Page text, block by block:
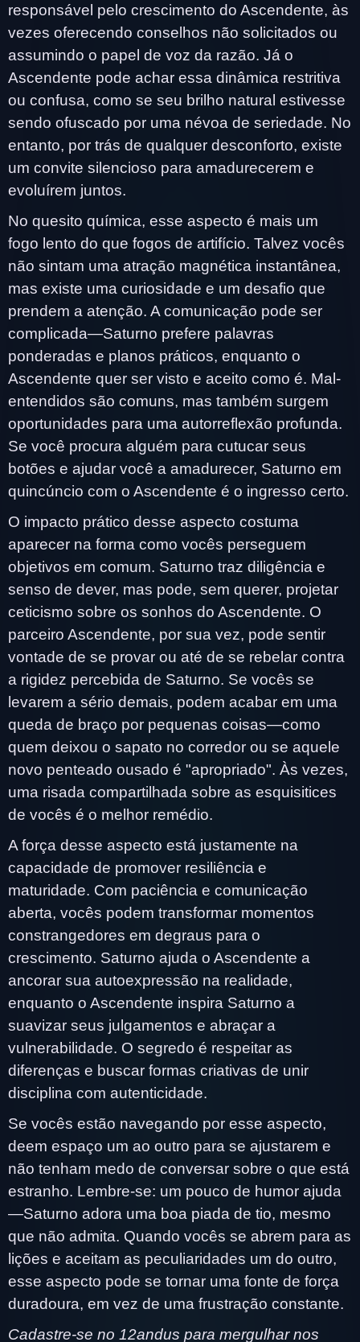
responsável pelo crescimento do Ascendente, às
vezes oferecendo conselhos não solicitados ou
assumindo o papel de voz da razão. Já o
Ascendente pode achar essa dinâmica restritiva
ou confusa, como se seu brilho natural estivesse
sendo ofuscado por uma névoa de seriedade. No
entanto, por trás de qualquer desconforto, existe
um convite silencioso para amadurecerem e
evoluírem juntos.
No quesito química, esse aspecto é mais um
fogo lento do que fogos de artifício. Talvez vocês
não sintam uma atração magnética instantânea,
mas existe uma curiosidade e um desafio que
prendem a atenção. A comunicação pode ser
complicada—Saturno prefere palavras
ponderadas e planos práticos, enquanto o
Ascendente quer ser visto e aceito como é. Mal-
entendidos são comuns, mas também surgem
oportunidades para uma autorreflexão profunda.
Se você procura alguém para cutucar seus
botões e ajudar você a amadurecer, Saturno em
quincúncio com o Ascendente é o ingresso certo.
O impacto prático desse aspecto costuma
aparecer na forma como vocês perseguem
objetivos em comum. Saturno traz diligência e
senso de dever, mas pode, sem querer, projetar
ceticismo sobre os sonhos do Ascendente. O
parceiro Ascendente, por sua vez, pode sentir
vontade de se provar ou até de se rebelar contra
a rigidez percebida de Saturno. Se vocês se
levarem a sério demais, podem acabar em uma
queda de braço por pequenas coisas—como
quem deixou o sapato no corredor ou se aquele
novo penteado ousado é "apropriado". Às vezes,
uma risada compartilhada sobre as esquisitices
de vocês é o melhor remédio.
A força desse aspecto está justamente na
capacidade de promover resiliência e
maturidade. Com paciência e comunicação
aberta, vocês podem transformar momentos
constrangedores em degraus para o
crescimento. Saturno ajuda o Ascendente a
ancorar sua autoexpressão na realidade,
enquanto o Ascendente inspira Saturno a
suavizar seus julgamentos e abraçar a
vulnerabilidade. O segredo é respeitar as
diferenças e buscar formas criativas de unir
disciplina com autenticidade.
Se vocês estão navegando por esse aspecto,
deem espaço um ao outro para se ajustarem e
não tenham medo de conversar sobre o que está
estranho. Lembre-se: um pouco de humor ajuda
—Saturno adora uma boa piada de tio, mesmo
que não admita. Quando vocês se abrem para as
lições e aceitam as peculiaridades um do outro,
esse aspecto pode se tornar uma fonte de força
duradoura, em vez de uma frustração constante.
Cadastre-se no 12andus para mergulhar nos